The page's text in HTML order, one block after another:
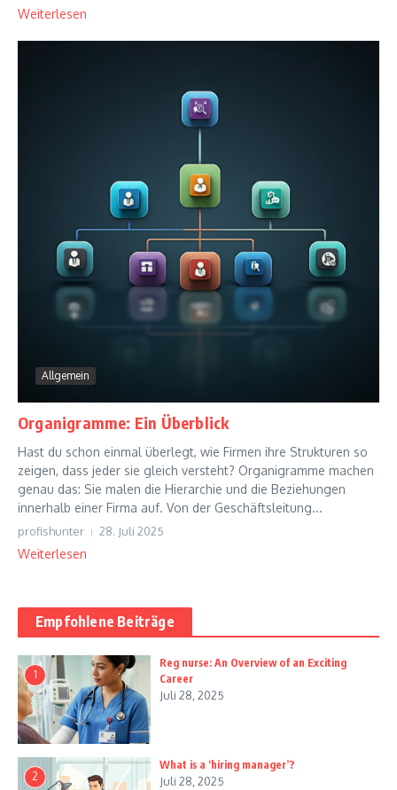
Weiterlesen
Allgemein
Organigramme: Ein Überblick
Hast du schon einmal überlegt, wie Firmen ihre Strukturen so
zeigen, dass jeder sie gleich versteht? Organigramme machen
genau das: Sie malen die Hierarchie und die Beziehungen
innerhalb einer Firma auf. Von der Geschäftsleitung...
profishunter 28. Juli 2025
Weiterlesen
Empfohlene Beiträge
1
Reg nurse: An Overview of an Exciting
Career
Juli 28, 2025
2
What is a ‘hiring manager’?
Juli 28, 2025